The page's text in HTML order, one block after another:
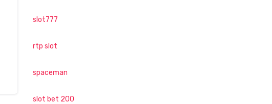
slot777
rtp slot
spaceman
slot bet 200